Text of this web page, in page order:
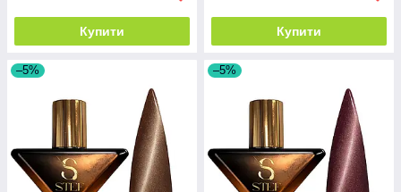
Купити Купити
–5% –5%